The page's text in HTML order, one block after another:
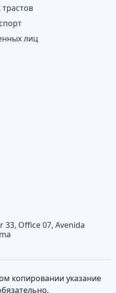
лиц
33, Office 07, Avenida
копировании указание